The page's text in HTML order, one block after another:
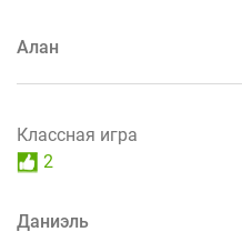
Алан
Классная игра
2
Даниэль